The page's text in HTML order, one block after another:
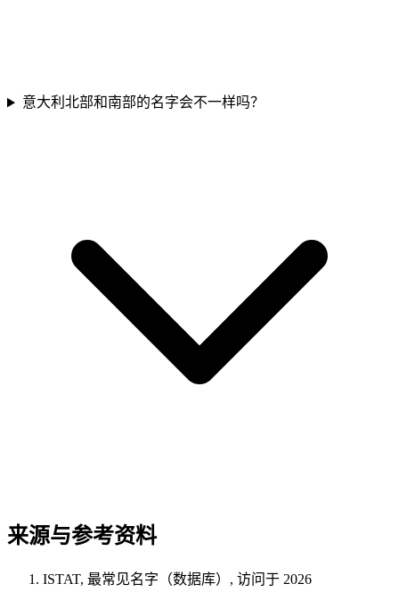
意大利北部和南部的名字会不一样吗？
来源与参考资料
ISTAT, 最常见名字（数据库）, 访问于 2026